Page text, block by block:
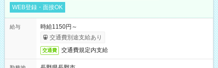
WEB登録・面接OK
給与
時給1150円～
交通費別途支給あり
交通費 交通費規定内支給